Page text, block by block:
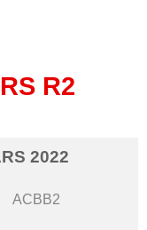
R2
2022
ACBB2